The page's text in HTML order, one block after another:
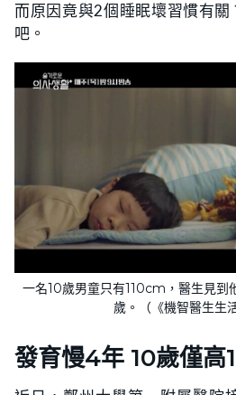
而原因竟與2個睡眠壞習慣有
吧。
一名10歲男童只有110cm，醫生見到
歲。（《機智醫生生
發育慢4年 10歲僅高